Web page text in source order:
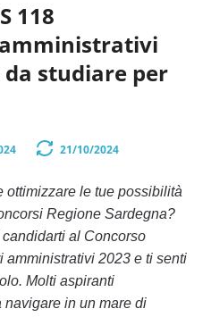
118
studiare per
21/10/2024
ottimizzare le tue possibilità
Regione Sardegna?
al Concorso
amministrativi 2023 e ti senti
Molti aspiranti
navigare in un mare di